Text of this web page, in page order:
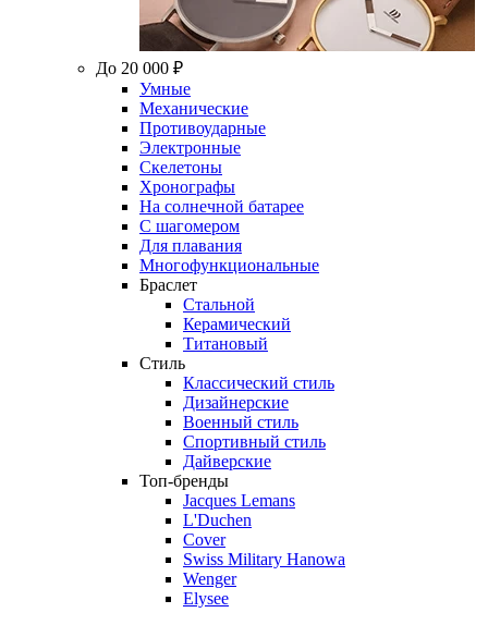
До 20 000 ₽
Умные
Механические
Противоударные
Электронные
Скелетоны
Хронографы
На солнечной батарее
С шагомером
Для плавания
Многофункциональные
Браслет
Стальной
Керамический
Титановый
Стиль
Классический стиль
Дизайнерские
Военный стиль
Спортивный стиль
Дайверские
Топ-бренды
Jacques Lemans
L'Duchen
Cover
Swiss Military Hanowa
Wenger
Elysee